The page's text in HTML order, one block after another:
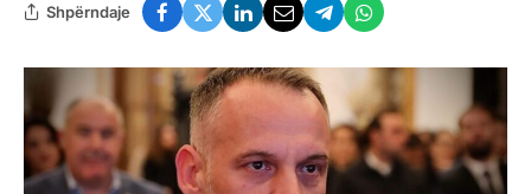
Shpërndaje